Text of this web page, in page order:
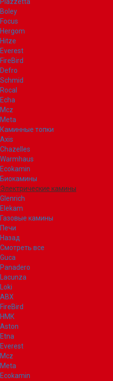
Boley
Focus
Hergom
Hitze
Everest
FireBird
Defro
Schmid
Rocal
Echa
Mcz
Meta
Каминные топки
Axis
Chazelles
Warmhaus
Ecokamin
Биокамины
Электрические камины
Glenrich
Elekam
Газовые камины
Печи
Назад
Смотреть все
Guca
Panadero
Lacunza
Loki
ABX
FireBird
НМК
Aston
Etna
Everest
Mcz
Meta
Ecokamin